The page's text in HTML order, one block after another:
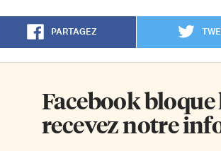
PARTAGEZ
Facebook bloque
recevez notre